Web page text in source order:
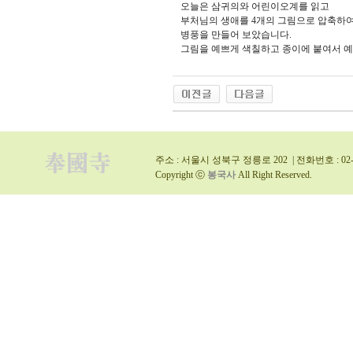
오늘은 삼귀의와 어린이오계를 읽고
부처님의 생애를 4개의 그림으로 압축하
병풍을 만들어 보았습니다.
그림을 예쁘게 색칠하고 종이에 붙여서
주소 : 서울시 성북구 정릉로 202 | 전화번호 :
Copyright ⓒ 봉국사 All Right Reserved.